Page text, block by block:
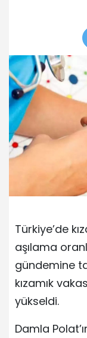
Türkiye’de
aşılama
gündemine
kızamık
yükseldi.
Damla